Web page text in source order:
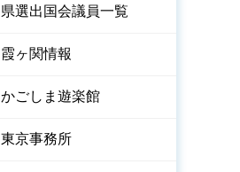
県選出国会議員一覧
霞ヶ関情報
かごしま遊楽館
東京事務所